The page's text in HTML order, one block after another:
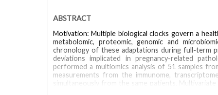
ABSTRACT
Motivation: Multiple biological clocks govern a
metabolomic, proteomic, genomic and
chronology of these adaptations during full-term
deviations implicated in pregnancy-related
performed a multiomics analysis of 51 samples
measurements from the immunome,
simultaneously from the same patients.